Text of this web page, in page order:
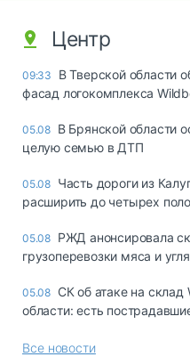
Центр
09:33
В Тверской области
фасад логокомплекса
05.08 В Брянской области
целую семью в ДТП
05.08 Часть дороги из
расширить до четырех
05.08 РЖД анонсировала
грузоперевозки мяса и
05.08 СК об атаке на склад
области: есть
Все новости